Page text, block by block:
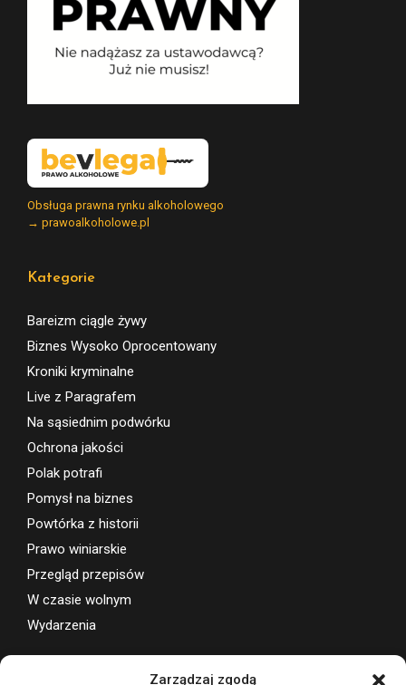
Zarządzaj zgodą
Obsługa prawna rynku alkoholowego
→ prawoalkoholowe.pl
Kategorie
Bareizm ciągle żywy
Biznes Wysoko Oprocentowany
Kroniki kryminalne
Live z Paragrafem
Na sąsiednim podwórku
Ochrona jakości
Polak potrafi
Pomysł na biznes
Powtórka z historii
Prawo winiarskie
Przegląd przepisów
W czasie wolnym
Wydarzenia